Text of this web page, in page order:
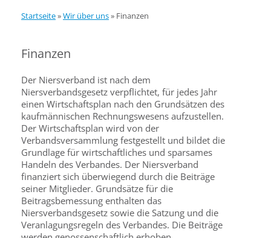
Startseite»Wir über uns» Finanzen
Finanzen
Der Niersverband ist nach dem
Niersverbandsgesetz verpflichtet, für jedes Jahr
einen Wirtschaftsplan nach den Grundsätzen des
kaufmännischen Rechnungswesens aufzustellen.
Der Wirtschaftsplan wird von der
Verbandsversammlung festgestellt und bildet die
Grundlage für wirtschaftliches und sparsames
Handeln des Verbandes. Der Niersverband
finanziert sich überwiegend durch die Beiträge
seiner Mitglieder. Grundsätze für die
Beitragsbemessung enthalten das
Niersverbandsgesetz sowie die Satzung und die
Veranlagungsregeln des Verbandes. Die Beiträge